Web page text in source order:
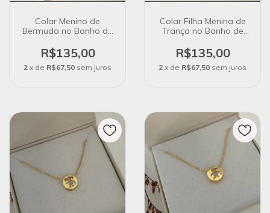
Colar Menino de
Bermuda no Banho de
R$135,00
2 x de R$67,50 sem juros
Colar Filha Menina de
Trança no Banho de
R$135,00
2 x de R$67,50 sem juros